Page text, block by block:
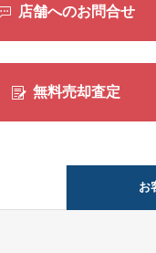
店舗へのお問合せ
無料売却査定
お